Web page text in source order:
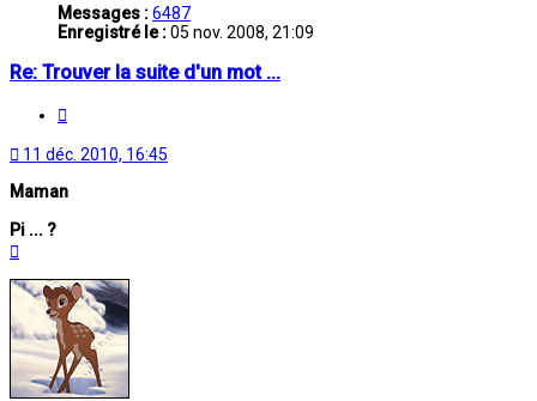
Messages :6487
Enregistré le :05 nov. 2008, 21:09
Re: Trouver la suite d'un mot ...
11 déc. 2010, 16:45
Maman
Pi ... ?